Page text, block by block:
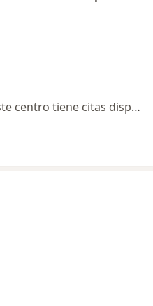
Ningún profesional de este centro tiene citas disponibles